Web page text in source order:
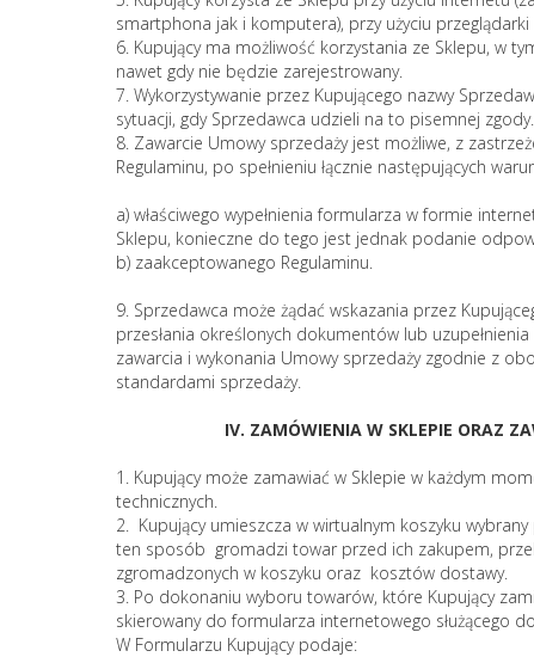
smartphona jak i komputera), przy użyciu
6. Kupujący ma możliwość korzystania ze Sklepu, w
nawet gdy nie będzie zarejestrowany.
7. Wykorzystywanie przez Kupującego nazwy
sytuacji, gdy Sprzedawca udzieli na to pisemnej zgody.
8. Zawarcie Umowy sprzedaży jest możliwe, z
Regulaminu, po spełnieniu łącznie następujących
a) właściwego wypełnienia formularza w formie
Sklepu, konieczne do tego jest jednak podanie
b) zaakceptowanego Regulaminu.
9. Sprzedawca może żądać wskazania przez
przesłania określonych dokumentów lub
zawarcia i wykonania Umowy sprzedaży zgodnie z
standardami sprzedaży.
IV. ZAMÓWIENIA W SKLEPIE ORAZ
1. Kupujący może zamawiać w Sklepie w każdym
technicznych.
2. Kupujący umieszcza w wirtualnym koszyku
ten sposób gromadzi towar przed ich zakupem,
zgromadzonych w koszyku oraz kosztów dostawy.
3. Po dokonaniu wyboru towarów, które Kupujący
skierowany do formularza internetowego służącego
W Formularzu Kupujący podaje: